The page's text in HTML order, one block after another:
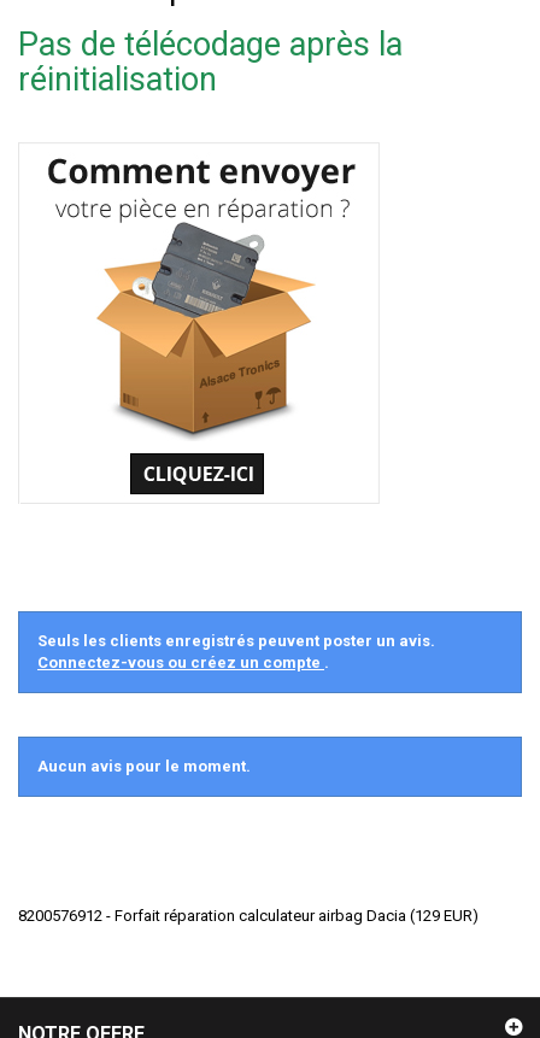
Pas de télécodage après la
réinitialisation
Seuls les clients enregistrés peuvent poster un avis.
Connectez-vous ou créez un compte .
Aucun avis pour le moment.
8200576912 - Forfait réparation calculateur airbag Dacia (129 EUR)